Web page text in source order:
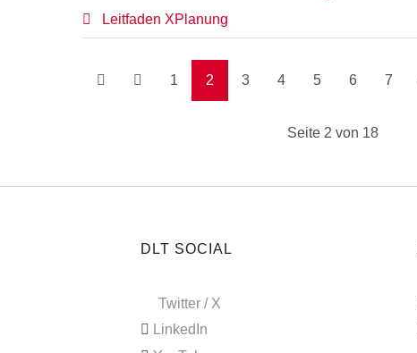
Leitfaden XPlanung
1 2 3 4 5 6 7
Seite 2 von 18
DLT SOCIAL
Twitter / X
LinkedIn